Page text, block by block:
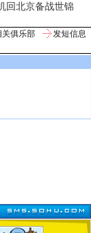
回北京备战世锦
关俱乐部 发短信息